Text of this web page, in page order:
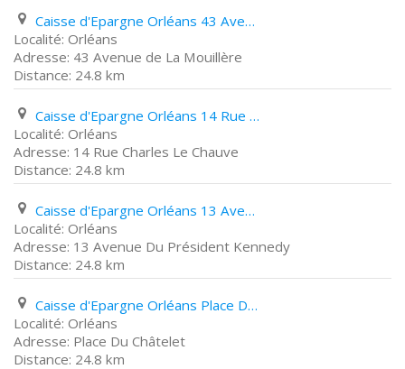
Caisse d'Epargne Orléans 43 Avenue de La Mouillère
Orléans
43 Avenue de La Mouillère
24.8 km
Caisse d'Epargne Orléans 14 Rue Charles Le Chauve
Orléans
14 Rue Charles Le Chauve
24.8 km
Caisse d'Epargne Orléans 13 Avenue Du Président Kennedy
Orléans
13 Avenue Du Président Kennedy
24.8 km
Caisse d'Epargne Orléans Place Du Châtelet
Orléans
Place Du Châtelet
24.8 km